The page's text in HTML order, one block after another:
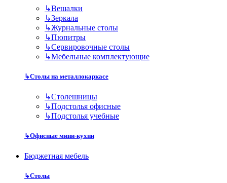
↳Вешалки
↳Зеркала
↳Журнальные столы
↳Пюпитры
↳Сервировочные столы
↳Мебельные комплектующие
↳Столы на металлокаркасе
↳Столешницы
↳Подстолья офисные
↳Подстолья учебные
↳Офисные мини-кухни
Бюджетная мебель
↳Столы